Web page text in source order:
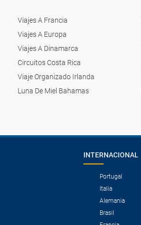
Viajes A Francia
Viajes A Europa
Viajes A Dinamarca
Circuitos Costa Rica
Viaje Organizado Irlanda
Luna De Miel Bahamas
INTERNACIONAL
Portugal
Italia
Alemania
Brasil